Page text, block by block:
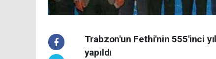
Trabzon'un Fethi'nin 555'inci
yapıldı